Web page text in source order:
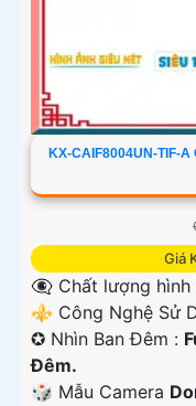
KX-CAIF8004UN-TIF-A
Giá
👁️‍🗨 Chất lượng hình
⚜️ Công Nghệ Sử
✪ Nhìn Ban Đêm :
Ðêm.
🎲 Mẫu Camera